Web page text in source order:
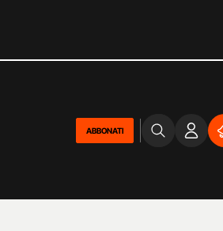
ABBONATI